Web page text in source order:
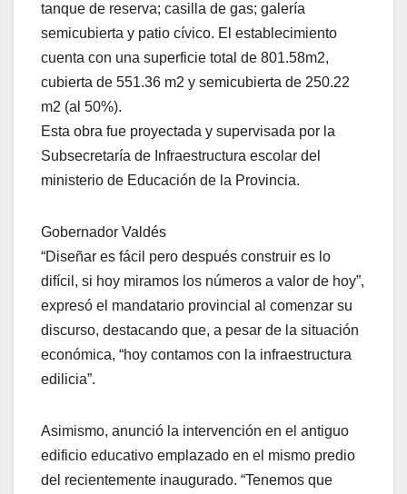
tanque de reserva; casilla de gas; galería
semicubierta y patio cívico. El establecimiento
cuenta con una superficie total de 801.58m2,
cubierta de 551.36 m2 y semicubierta de 250.22
m2 (al 50%).
Esta obra fue proyectada y supervisada por la
Subsecretaría de Infraestructura escolar del
ministerio de Educación de la Provincia.
Gobernador Valdés
“Diseñar es fácil pero después construir es lo
difícil, si hoy miramos los números a valor de hoy”,
expresó el mandatario provincial al comenzar su
discurso, destacando que, a pesar de la situación
económica, “hoy contamos con la infraestructura
edilicia”.
Asimismo, anunció la intervención en el antiguo
edificio educativo emplazado en el mismo predio
del recientemente inaugurado. “Tenemos que